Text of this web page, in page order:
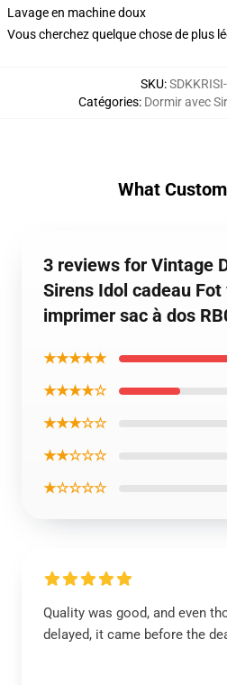
Lavage en machine doux
Vous cherchez quelque chose de plus
SKU:
Catégories: Dormir avec
What
3 reviews for Vintage
Sirens Idol cadeau
imprimer sac à dos
★★★★★
★★★★☆
★★★☆☆
★★☆☆☆
★☆☆☆☆
Quality was good, and even
delayed, it came before the